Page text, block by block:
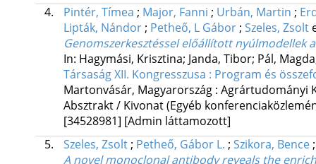
4.
Pintér, Tímea ; Major, Fanni ; Urbán, Martin ;
Lipták, Nándor; Petheő, L Gábor; Szeles, Zsolt
Genomszerkesztéssel előállított nyúlmodellek
In: Hagymási, Krisztina; Janda, Tibor; Pál,
Társaság XII. Kongresszusa : Program és
Martonvásár, Magyarország : Agrártudományi
Absztrakt / Kivonat (Egyéb
[34528981] [Admin láttamozott]
5.
Szeles, Zsolt; Petheő, Gábor L. ; Szikora, Bence
A novel monoclonal antibody reveals the